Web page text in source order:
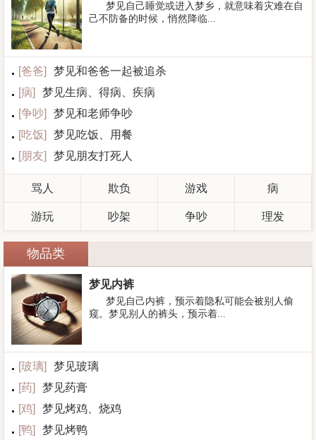
梦见自己睡觉或进入梦乡，就意味着灾难在自
己不防备的时候，悄然降临...
[爸爸]
梦见和爸爸一起被追杀
[病]
梦见生病、得病、疾病
[争吵]
梦见和老师争吵
[吃饭]
梦见吃饭、用餐
[朋友] 梦见朋友打死人
骂人 欺负 游戏 病
游玩 吵架 争吵 理发
物品类
梦见内裤
梦见自己内裤，预示着隐私可能会被别人偷
窥。梦见别人的裤头，预示着...
[玻璃]
梦见玻璃
[药]
梦见药膏
[鸡]
梦见烤鸡、烧鸡
[鸭] 梦见烤鸭